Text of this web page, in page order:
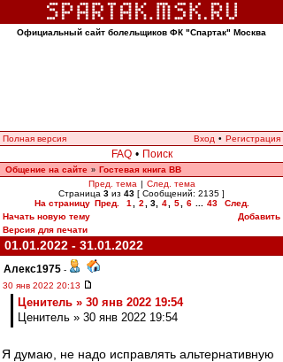
Официальный сайт болельщиков ФК "Спартак" Москва
Полная версия Вход • Регистрация
FAQ • Поиск
Общение на сайте » Гостевая книга ВВ
Пред. тема | След. тема
Страница 3 из 43 [ Сообщений: 2135 ]
На страницу Пред. 1 2 3, 4 5 6 43
След.
Начать новую тему
Добавить
Версия для печати
01.01.2022 - 31.01.2022
Алекс1975 -
30 янв 2022 20:13
Ценитель » 30 янв 2022 19:54
Ценитель » 30 янв 2022 19:54
Я думаю, не надо исправлять альтернативную